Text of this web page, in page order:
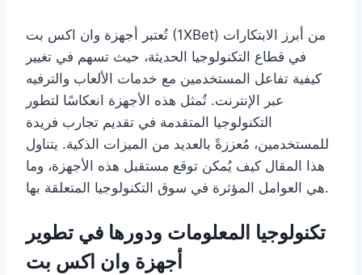
تُعتبر أجهزة وان اكس بت (1XBet) من أبرز الابتكارات
في قطاع التكنولوجيا الحديثة، حيث تسهم في تغيير
كيفية تفاعل المستخدمين مع خدمات الألعاب والترفيه
عبر الإنترنت. تُمثل هذه الأجهزة انعكاسًا لتطور
التكنولوجيا المتقدمة في تقديم تجارب فريدة
للمستخدمين، مُعززةً بالعديد من الميزات الذكية. يتناول
هذا المقال كيف يُمكن توقع مستقبل هذه الأجهزة، وما
هي العوامل المؤثرة في سوق التكنولوجيا المتعلقة بها.
تكنولوجيا المعلومات ودورها في تطوير
أجهزة وان اكس بت